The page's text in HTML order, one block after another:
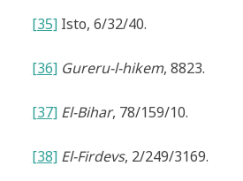
[35]Isto, 6/32/40.
[36] Gureru-l-hikem, 8823.
[37] El-Bihar, 78/159/10.
[38] El-Firdevs, 2/249/3169.